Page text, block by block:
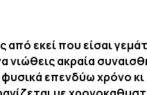
εκεί που είσαι
νιώθεις ακραία
επενδύω χρόνο κι